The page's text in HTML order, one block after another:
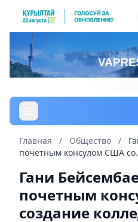
Главная / Общество /
почетным консулом США
Гани
почетным
создание